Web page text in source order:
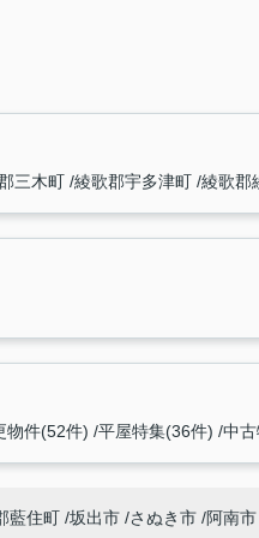
三木町 綾歌郡宇多津町 綾歌郡
物件(52件) 平屋特集(36件) 中
藍住町 坂出市 さぬき市 阿南市